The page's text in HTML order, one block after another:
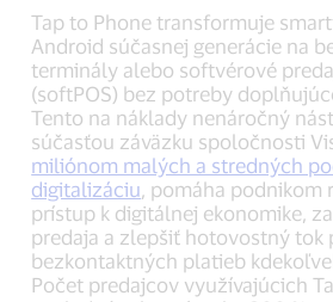
Tap to Phone transformuje
Android súčasnej generácie na
terminály alebo softvérové
(softPOS) bez potreby
Tento na náklady nenáročný
súčasťou záväzku spoločnosti
miliónom malých a stredných
digitalizáciu, pomáha podnikom
prístup k digitálnej ekonomike,
predaja a zlepšiť hotovostný tok
bezkontaktných platieb
Počet predajcov využívajúcich